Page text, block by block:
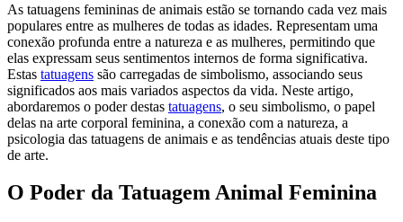
As tatuagens femininas de animais estão se tornando cada vez mais
populares entre as mulheres de todas as idades. Representam uma
conexão profunda entre a natureza e as mulheres, permitindo que
elas expressam seus sentimentos internos de forma significativa.
Estas tatuagens são carregadas de simbolismo, associando seus
significados aos mais variados aspectos da vida. Neste artigo,
abordaremos o poder destas tatuagens, o seu simbolismo, o papel
delas na arte corporal feminina, a conexão com a natureza, a
psicologia das tatuagens de animais e as tendências atuais deste tipo
de arte.
O Poder da Tatuagem Animal Feminina